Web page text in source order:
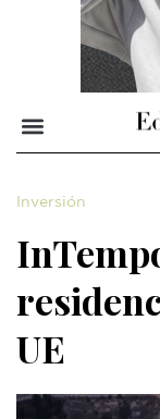
Inversión
UE